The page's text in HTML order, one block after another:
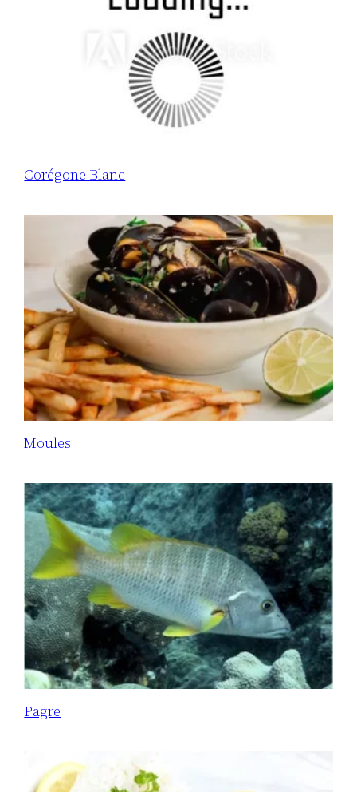
Corégone Blanc
Moules
Pagre